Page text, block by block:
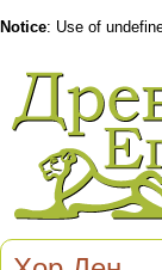
Notice: Use of